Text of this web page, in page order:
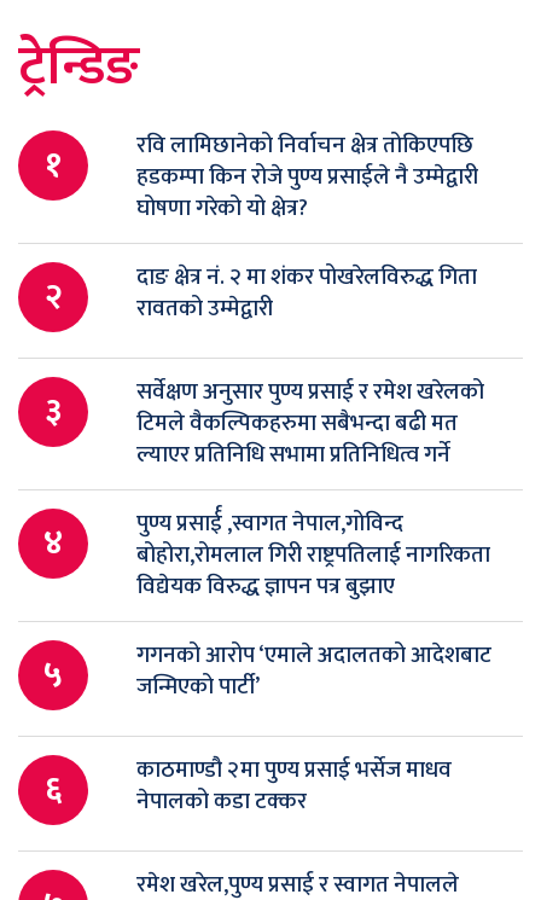
ट्रेन्डिङ
१
रवि लामिछानेको निर्वाचन क्षेत्र तोकिएपछि
हडकम्पा किन रोजे पुण्य प्रसाईले नै उम्मेद्वारी
घोषणा गरेको यो क्षेत्र?
२
दाङ क्षेत्र नं. २ मा शंकर पोखरेलविरुद्ध गिता
रावतको उम्मेद्वारी
३
सर्वेक्षण अनुसार पुण्य प्रसाई र रमेश खरेलको
टिमले वैकल्पिकहरुमा सबैभन्दा बढी मत
ल्याएर प्रतिनिधि सभामा प्रतिनिधित्व गर्ने
४
पुण्य प्रसार्ई ,स्वागत नेपाल,गोविन्द
बोहोरा,रोमलाल गिरी राष्ट्रपतिलाई नागरिकता
विद्येयक विरुद्ध ज्ञापन पत्र बुझाए
५
गगनको आरोप ‘एमाले अदालतको आदेशबाट
जन्मिएको पार्टी’
६
काठमाण्डौ २मा पुण्य प्रसाई भर्सेज माधव
नेपालको कडा टक्कर
रमेश खरेल,पुण्य प्रसाई र स्वागत नेपालले